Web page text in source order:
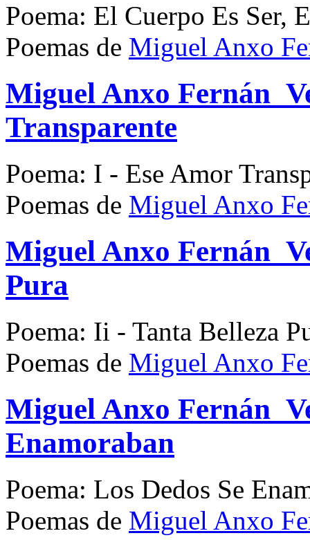
Poema: El Cuerpo Es Ser,
Poemas de Miguel Anxo
Miguel Anxo
Transparente
Poema: I - Ese Amor
Poemas de Miguel Anxo
Miguel Anxo
Pura
Poema: Ii - Tanta Belleza
Poemas de Miguel Anxo
Miguel Anxo
Enamoraban
Poema: Los Dedos Se
Poemas de Miguel Anxo